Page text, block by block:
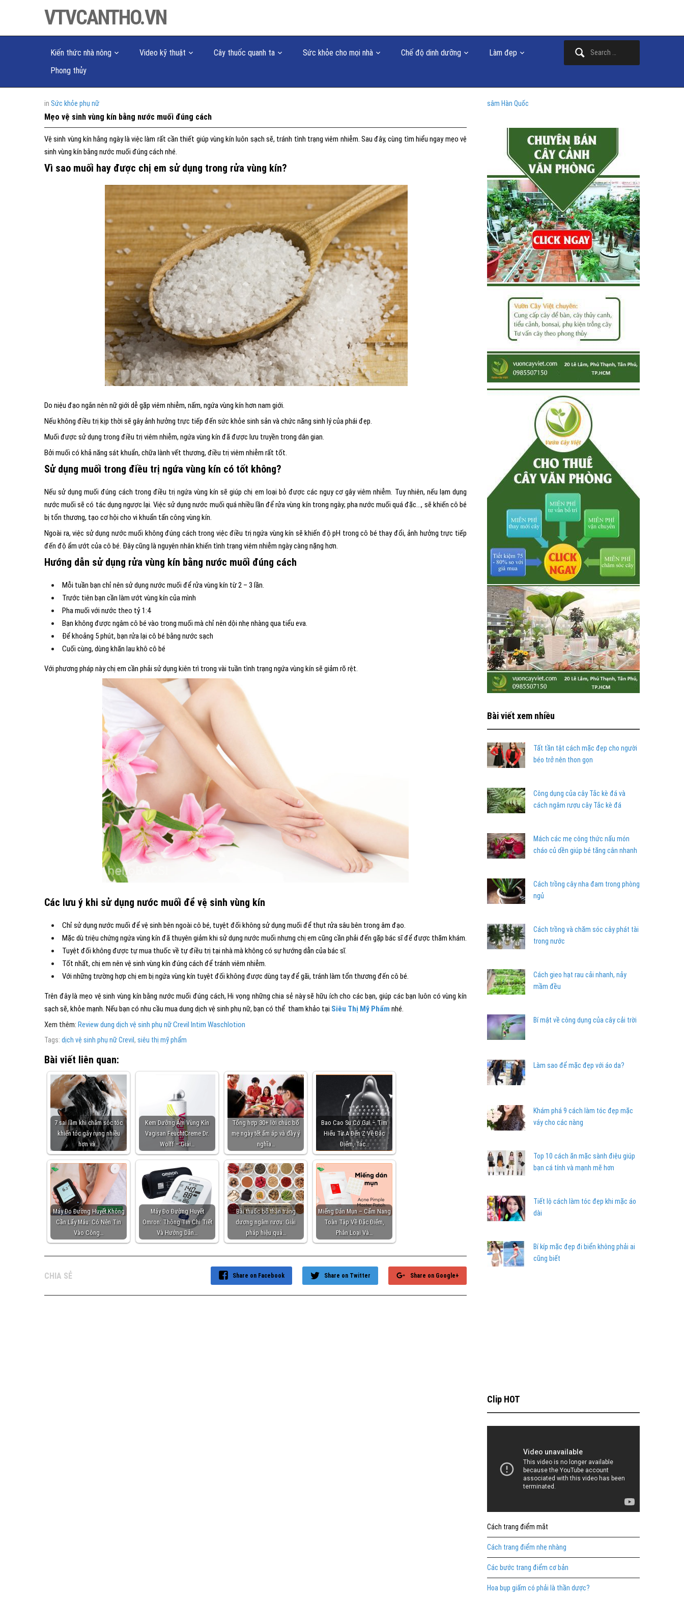
VTVCANTHO.VN
Kiến thức nhà nông Video kỹ thuật Cây thuốc quanh ta Sức khỏe cho mọi nhà Chế độ dinh dưỡng
Làm đẹp
Phong thủy
in Sức khỏe phụ nữ
Mẹo vệ sinh vùng kín bằng nước muối đúng cách
Vệ sinh vùng kín hằng ngày là việc làm rất cần thiết giúp vùng kín luôn sạch sẽ, tránh tình trạng viêm nhiễm. Sau đây, cùng tìm hiểu ngay mẹo vệ
sinh vùng kín bằng nước muối đúng cách nhé.
Vì sao muối hay được chị em sử dụng trong rửa vùng kín?
Do niệu đạo ngắn nên nữ giới dễ gặp viêm nhiễm, nấm, ngứa vùng kín hơn nam giới.
Nếu không điều trị kịp thời sẽ gây ảnh hưởng trực tiếp đến sức khỏe sinh sản và chức năng sinh lý của phái đẹp.
Muối được sử dụng trong điều trị viêm nhiễm, ngứa vùng kín đã được lưu truyền trong dân gian.
Bởi muối có khả năng sát khuẩn, chữa lành vết thương, điều trị viêm nhiễm rất tốt.
Sử dụng muối trong điều trị ngứa vùng kín có tốt không?
Nếu sử dụng muối đúng cách trong điều trị ngứa vùng kín sẽ giúp chị em loại bỏ được các nguy cơ gây viêm nhiễm. Tuy nhiên, nếu lạm dụng
nước muối sẽ có tác dụng ngược lại. Việc sử dụng nước muối quá nhiều lần để rửa vùng kín trong ngày; pha nước muối quá đặc…, sẽ khiến cô bé
bị tổn thương, tạo cơ hội cho vi khuẩn tấn công vùng kín.
Ngoài ra, việc sử dụng nước muối không đúng cách trong việc điều trị ngứa vùng kín sẽ khiến độ pH trong cô bé thay đổi, ảnh hưởng trực tiếp
đến độ ẩm ướt của cô bé. Đây cũng là nguyên nhân khiến tình trạng viêm nhiễm ngày càng nặng hơn.
Hướng dẫn sử dụng rửa vùng kín bằng nước muối đúng cách
Mỗi tuần bạn chỉ nên sử dụng nước muối để rửa vùng kín từ 2 – 3 lần.
Trước tiên bạn cần làm ướt vùng kín của mình
Pha muối với nước theo tỷ 1:4
Bạn không được ngâm cô bé vào trong muối mà chỉ nên dội nhẹ nhàng qua tiểu eva.
Để khoảng 5 phút, bạn rửa lại cô bé bằng nước sạch
Cuối cùng, dùng khăn lau khô cô bé
Với phương pháp này chị em cần phải sử dụng kiên trì trong vài tuần tình trạng ngứa vùng kín sẽ giảm rõ rệt.
Các lưu ý khi sử dụng nước muối để vệ sinh vùng kín
Chỉ sử dụng nước muối để vệ sinh bên ngoài cô bé, tuyệt đối không sử dụng muối để thụt rửa sâu bên trong âm đạo.
Mặc dù triệu chứng ngứa vùng kín đã thuyên giảm khi sử dụng nước muối nhưng chị em cũng cần phải đến gặp bác sĩ để được thăm khám.
Tuyệt đối không được tự mua thuốc về tự điều trị tại nhà mà không có sự hướng dẫn của bác sĩ.
Tốt nhất, chị em nên vệ sinh vùng kín đúng cách để tránh viêm nhiễm.
Với những trường hợp chị em bị ngứa vùng kín tuyệt đối không được dùng tay để gãi, tránh làm tổn thương đến cô bé.
Trên đây là mẹo vệ sinh vùng kín bằng nước muối đúng cách, Hi vọng những chia sẻ này sẽ hữu ích cho các bạn, giúp các bạn luôn có vùng kín
sạch sẽ, khỏe mạnh. Nếu bạn có nhu cầu mua dung dịch vệ sinh phụ nữ, bạn có thể tham khảo tại Siêu Thị Mỹ Phẩm nhé.
Xem thêm: Review dung dịch vệ sinh phụ nữ Crevil Intim Waschlotion
Tags: dịch vệ sinh phụ nữ Crevil , siêu thị mỹ phẩm
Bài viết liên quan:
7 sai lầm khi chăm sóc tóc
khiến tóc gãy rụng nhiều
hơn và…
Kem Dưỡng Ẩm Vùng Kín
Vagisan FeuchtCreme Dr.
Wolff – Giải…
Tổng hợp 30+ lời chúc bố
mẹ ngày tết ấm áp và đầy ý
nghĩa…
Bao Cao Su Có Gai – Tìm
Hiểu Từ A Đến Z Về Đặc
Điểm, Tác…
Máy Đo Đường Huyết Không
Cần Lấy Máu: Có Nên Tin
Vào Công…
Máy Đo Đường Huyết
Omron: Thông Tin Chi Tiết
Và Hướng Dẫn…
Bài thuốc bổ thận tráng
dương ngâm rượu: Giải
pháp hiệu quả…
Miếng Dán Mụn – Cẩm Nang
Toàn Tập Về Đặc Điểm,
Phân Loại Và…
CHIA SẺ Share on Google+
Share on Twitter
Share on Facebook
sâm Hàn Quốc
Bài viết xem nhiều
Tất tần tật cách mặc đẹp cho người
béo trở nên thon gọn
Công dụng của cây Tắc kè đá và
cách ngâm rượu cây Tắc kè đá
Mách các mẹ công thức nấu món
cháo củ dền giúp bé tăng cân nhanh
Cách trồng cây nha đam trong phòng
ngủ
Cách trồng và chăm sóc cây phát tài
trong nước
Cách gieo hạt rau cải nhanh, nảy
mầm đều
Bí mật về công dụng của cây cải trời
Làm sao để mặc đẹp với áo da?
Khám phá 9 cách làm tóc đẹp mặc
váy cho các nàng
Top 10 cách ăn mặc sành điệu giúp
bạn cá tính và mạnh mẽ hơn
Tiết lộ cách làm tóc đẹp khi mặc áo
dài
Bí kíp mặc đẹp đi biển không phải ai
cũng biết
Clip HOT
Cách trang điểm mắt
Cách trang điểm nhẹ nhàng
Các bước trang điểm cơ bản
Hoa bụp giấm có phải là thần dược?